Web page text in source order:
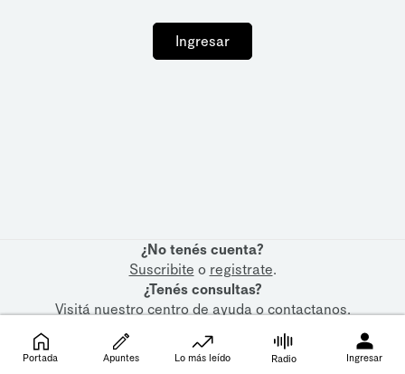
Ingresar
¿No tenés cuenta?
Suscribite o registrate.
¿Tenés consultas?
Visitá nuestrocentro de ayudaocontactanos.
Portada Apuntes Lo más leído Radio Ingresar